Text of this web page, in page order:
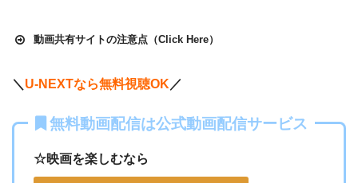
各動画共有サイトを実際に確認する
動画共有サイトの注意点（Click Here）
イトで配信されている動画は、著作権法や象徴権を侵害して
いる恐れがあります。
＼ U-NEXTなら無料視聴OK ／
無料動画配信は公式動画配信サービス
☆映画を楽しむなら